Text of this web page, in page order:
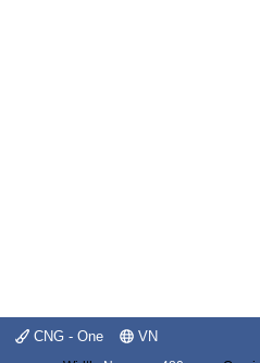
CNG - One VN